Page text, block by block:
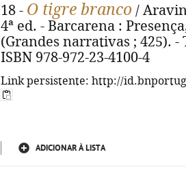
18 - O tigre branco /
4ª ed. - Barcarena :
(Grandes narrativas ; 425).
ISBN 978-972-23-4100-4
Link persistente: http://
ADICIONAR À LISTA